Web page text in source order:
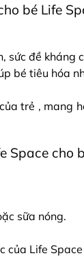
bé Life
sức đề kháng
bé tiêu hóa
trẻ , mang
Space cho
sữa nóng.
của Life